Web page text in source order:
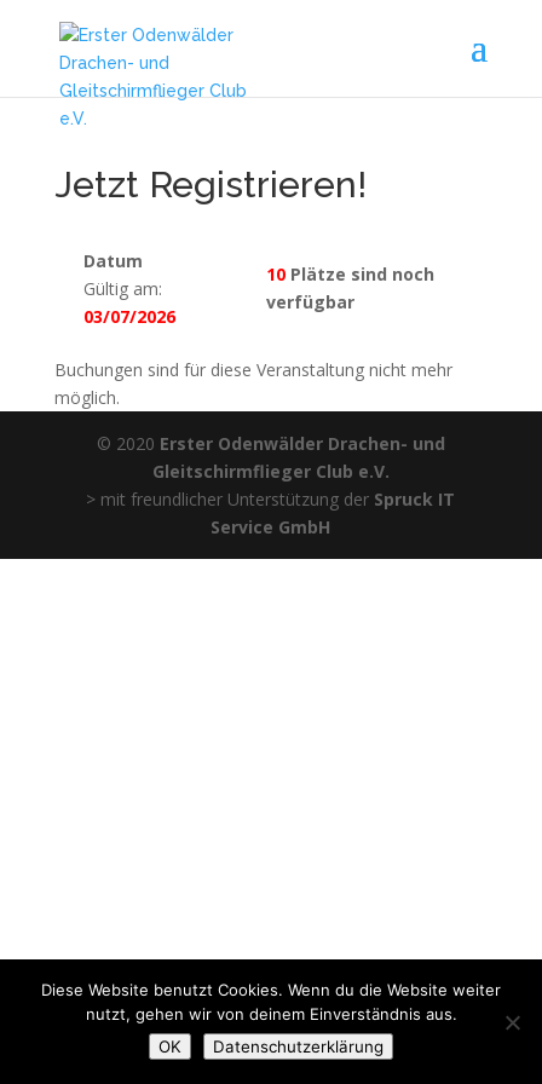
Jetzt Registrieren!
Datum
Gültig am:
03/07/2026
10Plätze sind noch
verfügbar
Buchungen sind für diese Veranstaltung nicht mehr
möglich.
© 2020 Erster Odenwälder Drachen- und
Gleitschirmflieger Club e.V.
> mit freundlicher Unterstützung der Spruck IT
Service GmbH
Diese Website benutzt Cookies. Wenn du die Website weiter
nutzt, gehen wir von deinem Einverständnis aus.
OK
Datenschutzerklärung